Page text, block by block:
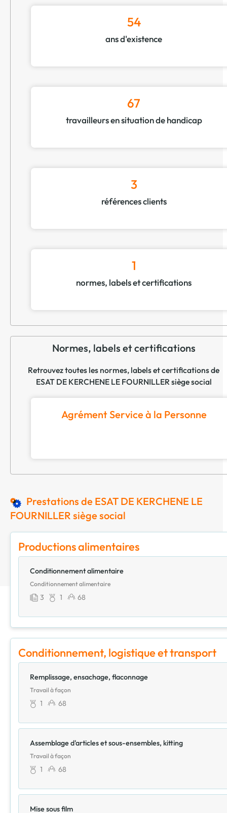
54
ans d'existence
67
travailleurs en situation de handicap
3
références clients
1
normes, labels et certifications
Normes, labels et certifications
Retrouvez toutes les normes, labels et certifications de
ESAT DE KERCHENE LE FOURNILLER siège social
Agrément Service à la Personne
Prestations de ESAT DE KERCHENE LE
FOURNILLER siège social
Productions alimentaires
Conditionnement alimentaire
Conditionnement alimentaire
3 1 68
Conditionnement, logistique et transport
Remplissage, ensachage, flaconnage
Travail à façon
1 68
Assemblage d'articles et sous-ensembles, kitting
Travail à façon
1 68
Mise sous film